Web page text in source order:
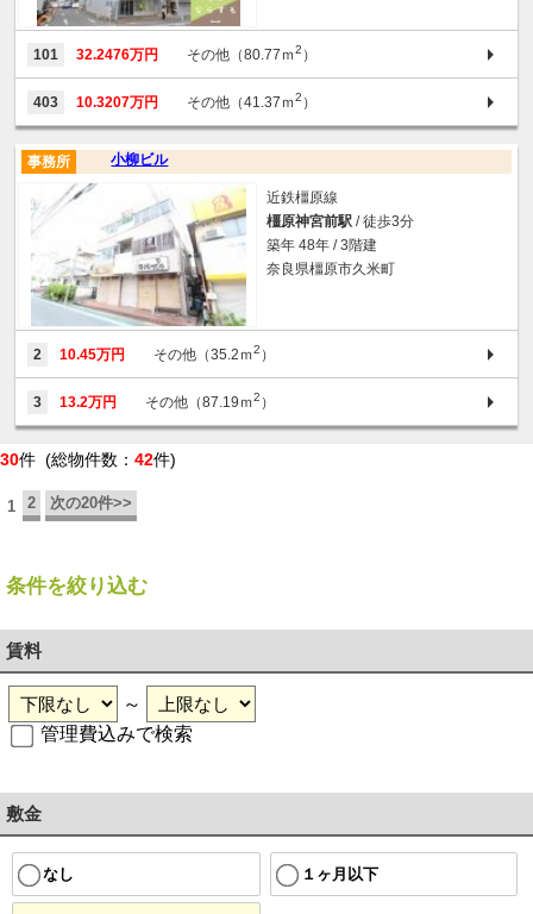
101 32.2476万円 その他（80.77ｍ2 ）
403 10.3207万円 その他（41.37ｍ2 ）
小柳ビル
事務所
近鉄橿原線
橿原神宮前駅 / 徒歩3分
築年 48年 / 3階建
奈良県橿原市久米町
2 10.45万円 その他（35.2ｍ2 ）
3 13.2万円 その他（87.19ｍ2 ）
30件 (総物件数： 42件)
1 2 次の20件>>
条件を絞り込む
賃料
～
管理費込みで検索
敷金
なし １ヶ月以下